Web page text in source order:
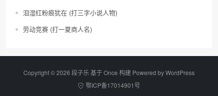
泪湿红粉痕犹在 (打三字小说人物)
劳动竞赛 (打一夏商人名)
Copyright © 2026 段子乐 基于 Once 构建 Powered byWordPress
鄂ICP备17014901号